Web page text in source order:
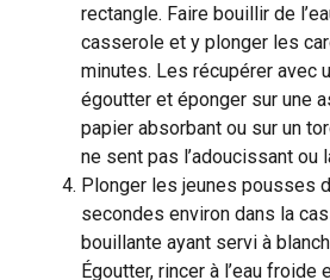
rectangle. Faire bouillir de
casserole et y plonger les
minutes. Les récupérer avec
égoutter et éponger sur une
papier absorbant ou sur un
ne sent pas l’adoucissant ou
Plonger les jeunes pousses
secondes environ dans la
bouillante ayant servi à
Égoutter, rincer à l’eau froide